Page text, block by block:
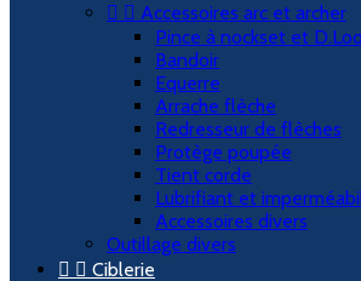
  Accessoires arc et archer
Pince à nockset et
Bandoir
Equerre
Arrache flèche
Redresseur de flèches
Protège poupée
Tient corde
Lubrifiant et
Accessoires divers
Outillage divers
  Ciblerie